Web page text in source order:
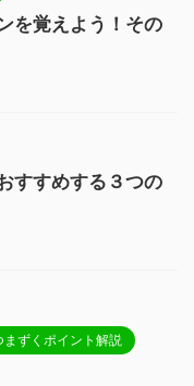
を覚えよう！その
すすめする３つの
ずくポイント解説